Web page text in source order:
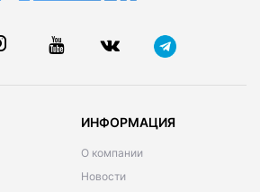
ИНФОРМАЦИЯ
О компании
Новости